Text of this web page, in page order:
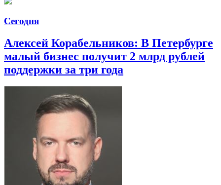
Сегодня
Алексей Корабельников: В Петербурге
малый бизнес получит 2 млрд рублей
поддержки за три года